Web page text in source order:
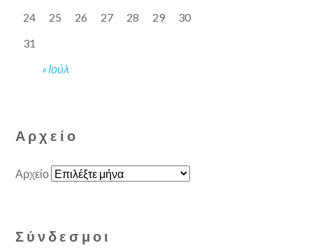
« Ιούλ
24
25 26 27 28 29
30
31
Αρχείο
Αρχείο
Σύνδεσμοι